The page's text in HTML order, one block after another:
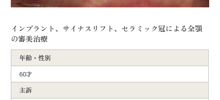
インプラント、サイナスリフト、セラミック冠による全顎
の審美治療
年齢・性別
60才
主訴